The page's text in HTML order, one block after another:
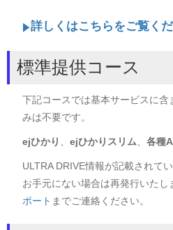
詳しくはこちらをご覧く
標準提供コース
下記コースでは基本サービスに含
みは不要です。
ejひかり ejひかりスリム 各種
ULTRA DRIVE情報が記載されて
お手元にない場合は再発行いたし
ポート までご連絡ください。